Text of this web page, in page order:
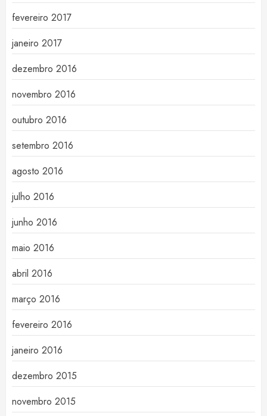
fevereiro 2017
janeiro 2017
dezembro 2016
novembro 2016
outubro 2016
setembro 2016
agosto 2016
julho 2016
junho 2016
maio 2016
abril 2016
março 2016
fevereiro 2016
janeiro 2016
dezembro 2015
novembro 2015